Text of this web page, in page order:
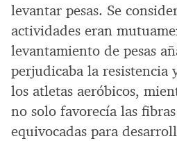
levantar pesas. Se
actividades eran
levantamiento de pesas
perjudicaba la
los atletas aeróbicos,
no solo favorecía las
equivocadas para